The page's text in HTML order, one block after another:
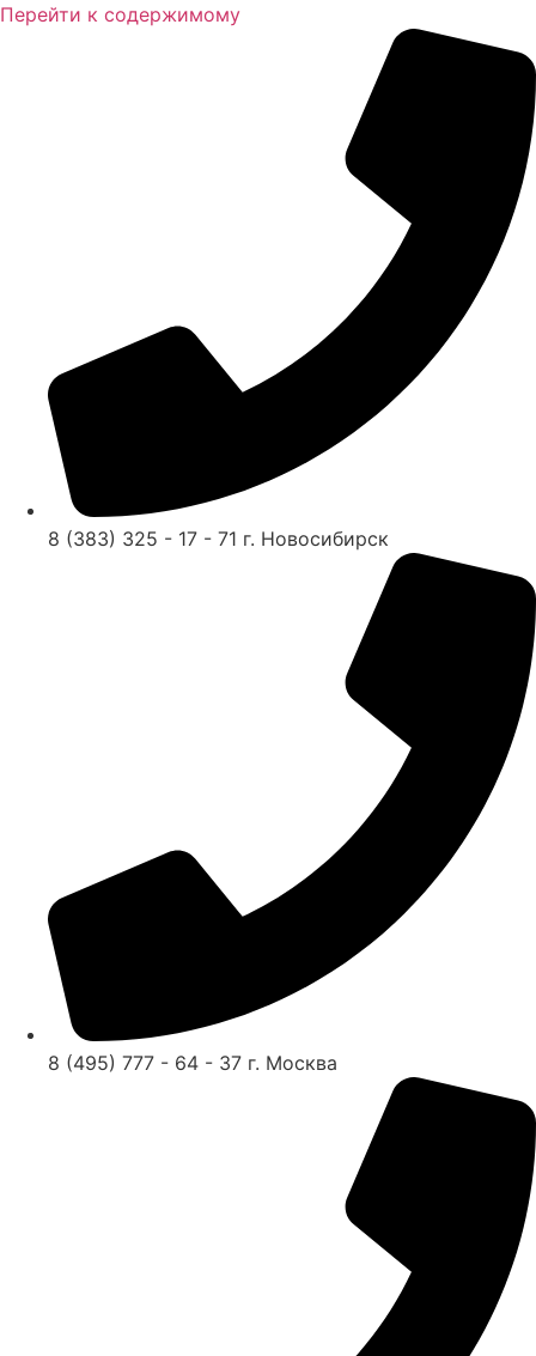
Перейти к содержимому
8 (383) 325 - 17 - 71 г. Новосибирск
8 (495) 777 - 64 - 37 г. Москва